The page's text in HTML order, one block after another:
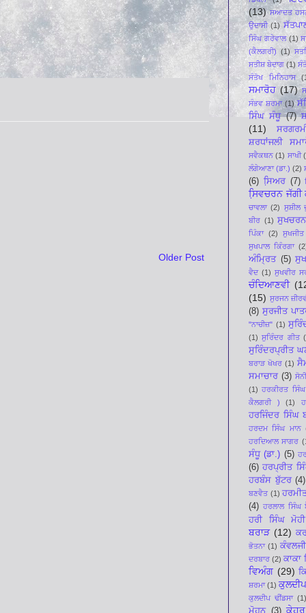
Older Post
(13) ਸਆਦਤ
ਉਦਾਸੀ (1)
ਸਿੰਘ ਗਰੇਵਾਲ (1)
(ਕੈਲਗਰੀ) (1)
ਸਤੀਸ਼ ਬੇਦਾਗ (1)
ਸੰਤੋਖ ਮਿਨਿਹਾਸ
ਸਮਾਰੋਹ (17)
ਸੰਭਵ ਸ਼ਰਮਾ (1)
ਸਿੰਘ ਸੰਧੂ (7)
(11)
ਸ਼ਰਧਾਂਜਲੀ
ਸਵੈਕਥਨ (1) ਸਾਖੀ
ਲੰਗੇਆਣਾ (ਡਾ.) (2)
(6) ਸਿ਼ਅਰ (7)
ਸਿ਼ਵਚਰਨ ਜੱਗੀ
ਚਾਵਲਾ (2) ਸੁਸ਼ੀਲ
ਬੀਰ (1)
ਪਿੰਕਾ (2)
ਸੁਖਪਾਲ ਕਿੰਰਗਾ
ਅੰਮ੍ਰਿਤ (5)
ਵੈਦ (1) ਸੁਖਵੀਰ
ਚੰਦਿਆਣਵੀ
(15) ਸੁਰਜਨ
(8) ਸੁਰਜੀਤ
"ਨਾਚੀਜ਼" (1)
(1) ਸੁਰਿੰਦਰ ਗੀਤ
ਸੁਰਿੰਦਰਪ੍ਰੀਤ
ਬਰਾੜ ਖੋਖਰ (1)
ਸਮਾਚਾਰ (3)
(1) ਹਰਕੀਰਤ
ਕੈਲਗਰੀ )
(1)
ਹਰਜਿੰਦਰ ਸਿੰਘ
ਹਰਦਮ ਸਿੰਘ ਮਾਨ
ਹਰਦਿਆਲ ਸਾਗਰ
ਸੰਧੂ (ਡਾ.) (5)
(6) ਹਰਪ੍ਰੀਤ
ਹਰਬੰਸ ਬੁੱਟਰ (4)
ਬਣਵੈਤ (1)
(4) ਹਰਲਾਲ ਸਿੰਘ
ਹਰੀ ਸਿੰਘ ਮੋਹੀ
ਬਰਾੜ (12)
ਭੋਤਨਾ (1)
ਦਰਬਾਰ (2) ਕਾਕਾ
ਵਿਅੰਗ (29)
ਸ਼ਰਮਾ (1)
ਕੁਲਦੀਪ ਢੀਂਡਸਾ
ਮੋਹਨ (3)